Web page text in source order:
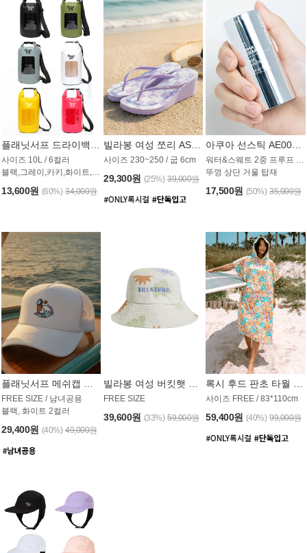
사이즈 10L / 6컬러
블랙,그레이,카키,화이트,옐로우,핑크
13,600원 (60%) 34,000원
사이즈 230~250 / 굽 6cm
29,300원 (25%) 39,000원
워터&스웨트 2중 프루프 / SPF 50+
뚜껑 상단 거울 탑재
17,500원 (50%) 35,000원
FREE SIZE / 남녀공용
블랙, 화이트 2컬러
29,400원 (40%) 49,000원
FREE SIZE
39,600원 (33%) 59,000원
사이즈 FREE / 83*110cm
59,400원 (40%) 99,000원